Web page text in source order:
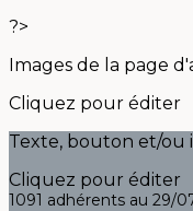
?>
Images de la page
Cliquez pour éditer
Texte, bouton et/ou
Cliquez pour éditer
1091 adhérents au 29/